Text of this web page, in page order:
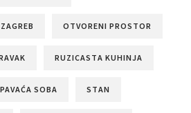
OTVORENI PROSTOR
RUZICASTA KUHINJA
SOBA STAN